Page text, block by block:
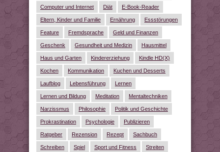
Computer und Internet Diät E-Book-Reader
Eltern, Kinder und Familie Ernährung Essstörungen
Feature Fremdsprache Geld und Finanzen
Geschenk Gesundheit und Medizin Hausmittel
Haus und Garten Kindererziehung Kindle HD(X)
Kochen Kommunikation Kuchen und Desserts
Laufblog Lebensführung Lernen
Lernen und Bildung Meditation Mentaltechniken
Narzissmus Philosophie Politik und Geschichte
Prokrastination Psychologie Publizieren
Ratgeber Rezension Rezept Sachbuch
Schreiben Spiel Sport und Fitness Streiten